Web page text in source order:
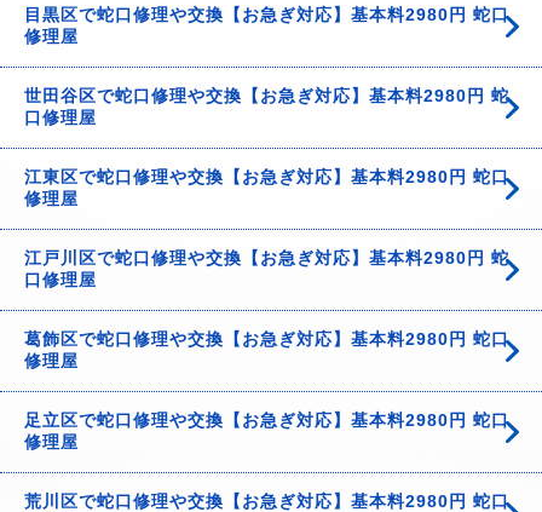
目黒区で蛇口修理や交換【お急ぎ対応】基本料2980円 蛇口
修理屋
世田谷区で蛇口修理や交換【お急ぎ対応】基本料2980円 蛇
口修理屋
江東区で蛇口修理や交換【お急ぎ対応】基本料2980円 蛇口
修理屋
江戸川区で蛇口修理や交換【お急ぎ対応】基本料2980円 蛇
口修理屋
葛飾区で蛇口修理や交換【お急ぎ対応】基本料2980円 蛇口
修理屋
足立区で蛇口修理や交換【お急ぎ対応】基本料2980円 蛇口
修理屋
荒川区で蛇口修理や交換【お急ぎ対応】基本料2980円 蛇口